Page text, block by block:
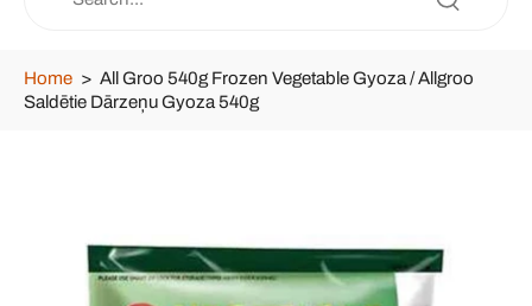
Home > All Groo 540g Frozen Vegetable Gyoza / Allgroo
Saldētie Dārzeņu Gyoza 540g